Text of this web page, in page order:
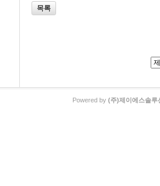
목록
Powered by (주)제이에스솔루